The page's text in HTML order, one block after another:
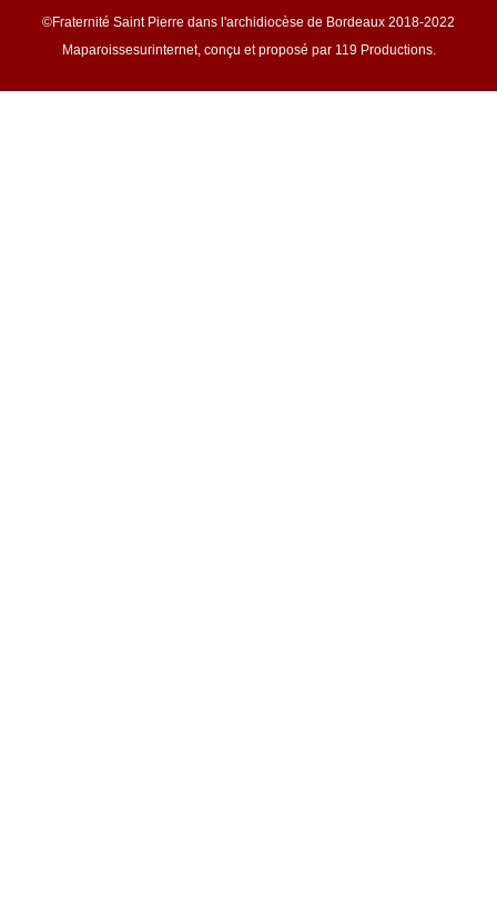
©Fraternité Saint Pierre dans l'archidiocèse de Bordeaux 2018-2022
Maparoissesurinternet, conçu et proposé par 119 Productions.